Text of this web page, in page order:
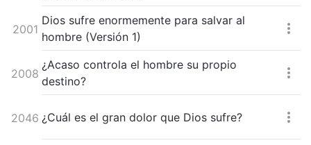
2001
Dios sufre enormemente para salvar al
hombre (Versión 1)
2008
¿Acaso controla el hombre su propio
destino?
2046 ¿Cuál es el gran dolor que Dios sufre?